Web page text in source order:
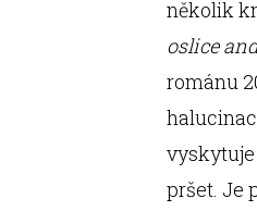
několik
oslice
románu
vyskytuje
pršet. Je